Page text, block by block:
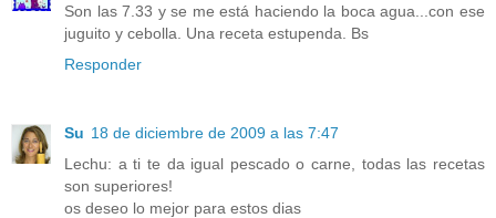
Son las 7.33 y se me está haciendo la boca agua...con ese
juguito y cebolla. Una receta estupenda. Bs
Responder
Su 18 de diciembre de 2009 a las 7:47
Lechu: a ti te da igual pescado o carne, todas las recetas
son superiores!
os deseo lo mejor para estos dias